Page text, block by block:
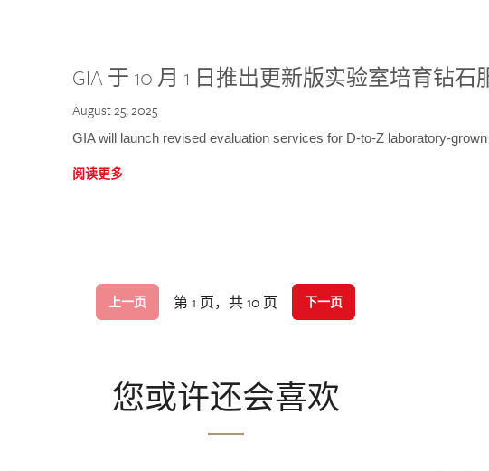
GIA 于 10 月 1 日推出更新版实验室培育钻石
August 25, 2025
GIA will launch revised evaluation services for D-to-Z laboratory-
阅读更多
上一页 第 1 页，共 10 页 下一页
您或许还会喜欢